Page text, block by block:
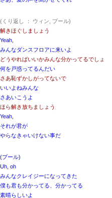
(くり返し ： ウィン, プール)
解きほぐしましょう
Yeah,
みんなダンスフロアに来いよ
どうやればいいかみんな分かってるでしょ
何を戸惑ってるんだい
さあ恥ずかしがってないで
いいよねみんな
さあいこうよ
ほら解き放ちましょう
Yeah,
それが君が
やらなきゃいけない事だ
(プール)
Uh, oh
みんなクレイジーになってきた
僕も君も分かってる、分かってる
素晴らしいよ